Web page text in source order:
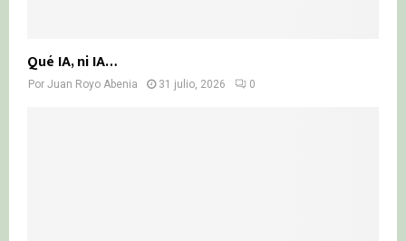
Qué IA, ni IA…
Por Juan Royo Abenia 31 julio, 2026 0